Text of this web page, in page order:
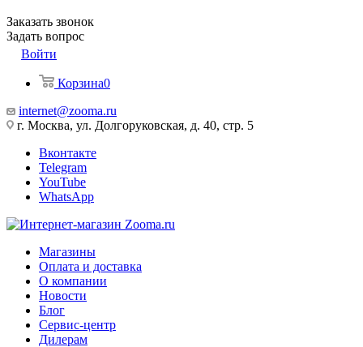
Заказать звонок
Задать вопрос
Войти
Корзина0
internet@zooma.ru
г. Москва, ул. Долгоруковская, д. 40, стр. 5
Вконтакте
Telegram
YouTube
WhatsApp
Магазины
Оплата и доставка
О компании
Новости
Блог
Сервис-центр
Дилерам